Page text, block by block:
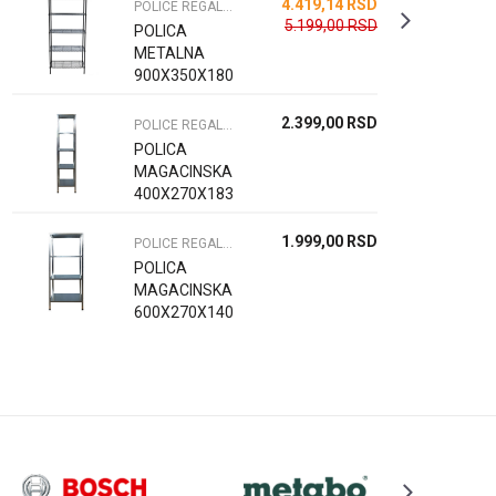
POLICE REGALI I OPREMA
POLICA
METALNA
900X350X1800
4.419,14 RSD
5.199,00RSD
POLICE REGALI I OPREMA
POLICA
MAGACINSKA
400X270X1830
2.399,00 RSD
POLICE REGALI I OPREMA
POLICA
MAGACINSKA
600X270X1400
1.999,00 RSD